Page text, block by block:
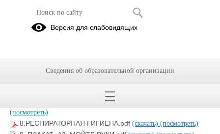
Плакаты
2.ПЛАКАТ А3_БЕЗОПАСНОСТЬ В ЛЕСУ.pdf
(посмотреть)
8.РЕСПИРАТОРНАЯ ГИГИЕНА.pdf (скачать) (посмотреть)
Версия для слабовидящих
Сведения об образовательной организации